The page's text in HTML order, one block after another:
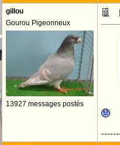
gillou
Gourou Pigeonneux
13927 messages postés